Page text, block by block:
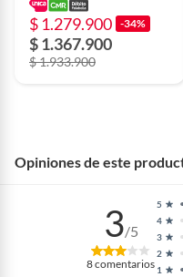
COMPUTADOR
PORTATIL
$ 1.279.900 -34%
$ 1.367.900
$ 1.933.900
Opiniones de este
3/5
8comentarios 1
2
3
4
5